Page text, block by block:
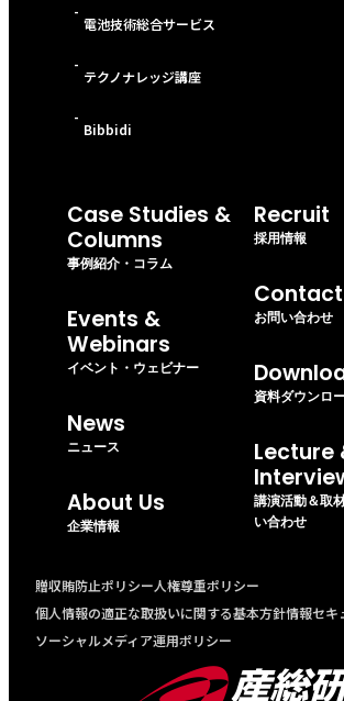
-
電池技術総合サービス
-
テクノナレッジ講座
-
Bibbidi
Case Studies &
Columns
事例紹介・コラム
Events &
Webinars
イベント・ウェビナー
News
ニュース
About Us
企業情報
Recruit
採用情報
Contact
お問い合わせ
資料ダウンロ
Lecture
講演活動＆取
い合わせ
贈収賄防止ポリシー人権尊重ポリシー
個人情報の適正な取扱いに関する基本方針情報セキ
ソーシャルメディア運用ポリシー